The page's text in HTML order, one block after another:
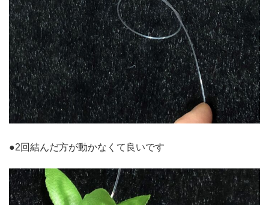
●2回結んだ方が動かなくて良いです